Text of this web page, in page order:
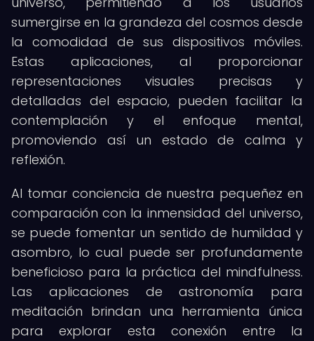
sumergirse en la grandeza del cosmos desde
la comodidad de sus dispositivos móviles.
Estas aplicaciones, al proporcionar
representaciones visuales precisas y
detalladas del espacio, pueden facilitar la
contemplación y el enfoque mental,
promoviendo así un estado de calma y
reflexión.
Al tomar conciencia de nuestra pequeñez en
comparación con la inmensidad del universo,
se puede fomentar un sentido de humildad y
asombro, lo cual puede ser profundamente
beneficioso para la práctica del mindfulness.
Las aplicaciones de astronomía para
meditación brindan una herramienta única
para explorar esta conexión entre la